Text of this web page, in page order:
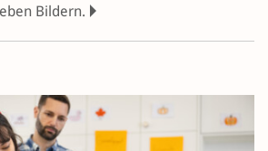
Bildern.